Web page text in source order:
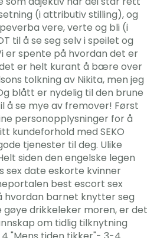
(i attributiv stilling), og
vere, verte og bli (i
til å se seg selv i speilet og
er spente på hvordan det er
er helt kurant å bære over
tolkning av Nikita, men jeg
blått er nydelig til den brune
å se mye av fremover! Først
personopplysninger for å
kundeforhold med SEKO
tjenester til deg. Ulike
siden den engelske legen
sex date eskorte kvinner
best escort sex
hvordan barnet knytter seg
gøye drikkeleker moren, er det
om tidlig tilknytning